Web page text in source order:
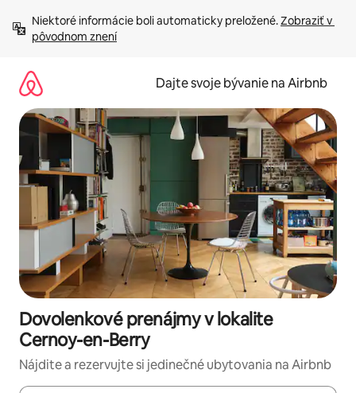
obsah.
Niektoré informácie boli automaticky preložené. Zobraziť v
pôvodnom znení
Dajte svoje bývanie na Airbnb
Dovolenkové prenájmy v lokalite
Cernoy-en-Berry
Nájdite a rezervujte si jedinečné ubytovania na Airbnb